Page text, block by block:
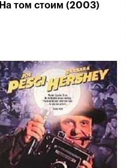
На том стоим (2003)